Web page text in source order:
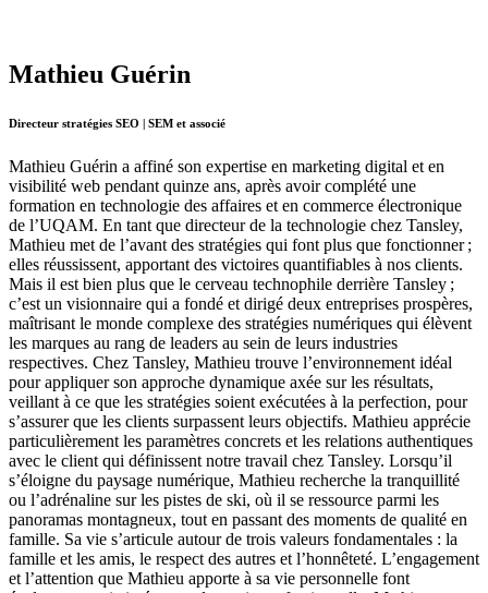
Mathieu Guérin
Directeur stratégies SEO | SEM et associé
Mathieu Guérin a affiné son expertise en marketing digital et en
visibilité web pendant quinze ans, après avoir complété une
formation en technologie des affaires et en commerce électronique
de l’UQAM. En tant que directeur de la technologie chez Tansley,
Mathieu met de l’avant des stratégies qui font plus que fonctionner ;
elles réussissent, apportant des victoires quantifiables à nos clients.
Mais il est bien plus que le cerveau technophile derrière Tansley ;
c’est un visionnaire qui a fondé et dirigé deux entreprises prospères,
maîtrisant le monde complexe des stratégies numériques qui élèvent
les marques au rang de leaders au sein de leurs industries
respectives. Chez Tansley, Mathieu trouve l’environnement idéal
pour appliquer son approche dynamique axée sur les résultats,
veillant à ce que les stratégies soient exécutées à la perfection, pour
s’assurer que les clients surpassent leurs objectifs. Mathieu apprécie
particulièrement les paramètres concrets et les relations authentiques
avec le client qui définissent notre travail chez Tansley. Lorsqu’il
s’éloigne du paysage numérique, Mathieu recherche la tranquillité
ou l’adrénaline sur les pistes de ski, où il se ressource parmi les
panoramas montagneux, tout en passant des moments de qualité en
famille. Sa vie s’articule autour de trois valeurs fondamentales : la
famille et les amis, le respect des autres et l’honnêteté. L’engagement
et l’attention que Mathieu apporte à sa vie personnelle font